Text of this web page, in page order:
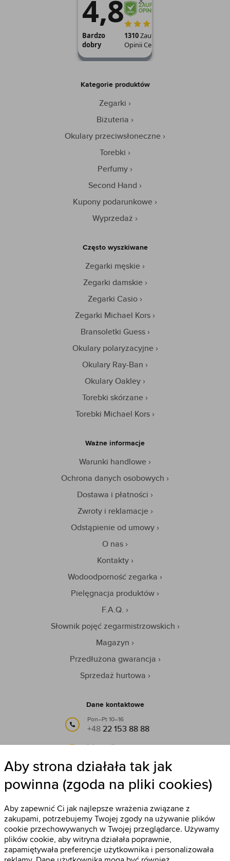
Kategorie produktów
Zegarki
Biżuteria
Okulary przeciwsłoneczne
Torebki
Perfumy
Second Hand
Kupony podarunkowe
Wyprzedaż
Często wyszkiwane
Zegarki męskie
Zegarki damskie
Zegarki Casio
Zegarki Michael Kors
Bransoletki Guess
Okulary polaryzacyjne
Okulary Ray-Ban
Okulary Oakley
Torebki skórzane
Torebki Michael Kors
Ważne informacje
Warunki handlowe
Ochrona danych osobowych
Dostawa i płatności
Zwroty i reklamacje
Odstąpienie od umowy
O nas
Kontakty
Wodoodporność zegarka
Pielęgnacja produktów
F.A.Q.
Słownik pojęć zegarmistrzowskich
Magazyn
Przedłużona gwarancja
Sprzedaż hurtowa
Dane kontaktowe
Pon–Pt 10–16
+4822 153 88 88
lub e-mail:
Obserwuj nas
Timestore na Facebooku
Aby strona działała tak jak
powinna (zgoda na pliki cookies)
Aby zapewnić Ci jak najlepsze wrażenia związane z
zakupami, potrzebujemy Twojej zgody na używanie plików
cookie przechowywanych w Twojej przeglądarce. Używamy
plików cookie, aby witryna działała poprawnie,
zapamiętywała preferencje użytkownika i personalizowała